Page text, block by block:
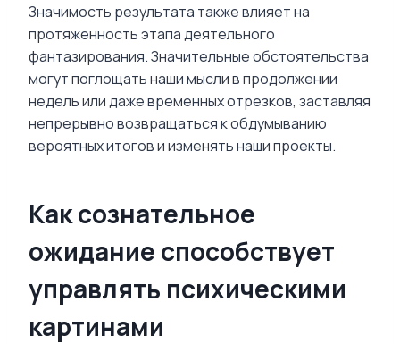
Значимость результата также влияет на
протяженность этапа деятельного
фантазирования. Значительные обстоятельства
могут поглощать наши мысли в продолжении
недель или даже временных отрезков, заставляя
непрерывно возвращаться к обдумыванию
вероятных итогов и изменять наши проекты.
Как сознательное
ожидание способствует
управлять психическими
картинами